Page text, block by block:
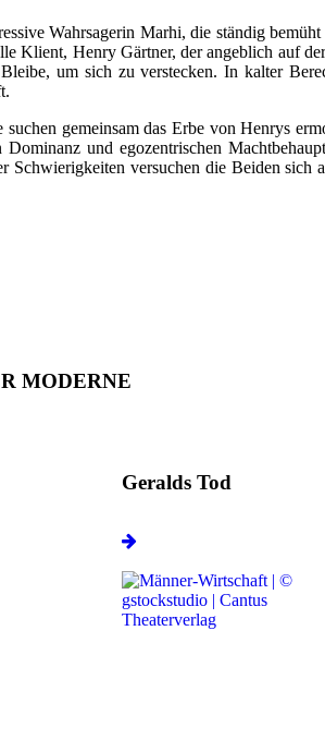
Wahrsagerin Marhi, die ständig
Klient, Henry Gärtner, der angeblich auf
um sich zu verstecken. In kalter
gemeinsam das Erbe von Henrys
und egozentrischen
Schwierigkeiten versuchen die Beiden sich
MODERNE
Geralds Tod